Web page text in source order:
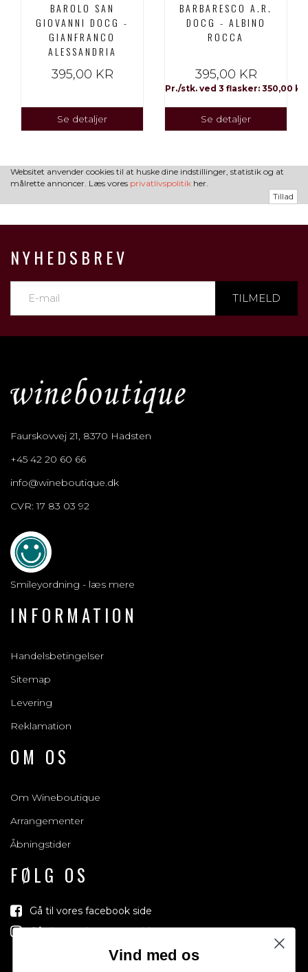
BAROLO SAN
GIOVANNI DOCG -
GIANFRANCO
ALESSANDRIA
395,00 KR
Se detaljer
BARBARESCO A.R.
DOCG - ALBINO
ROCCA
395,00 KR
Pr./stk. ved 3 flasker: 350,00 kr
Se detaljer
Websitet anvender cookies til at huske dine indstillinger, statistik og at
målrette annoncer. Læs vores privatlivspolitik her.
Tillad
NYHEDSBREV
TILMELD
Faurskovvej 21, 8370 Hadsten
+45 42 20 60 66
info@wineboutique.dk
CVR: 17 83 03 92
Smileyordning - læs mere
INFORMATION
Handelsbetingelser
Sitemap
Levering
Reklamation
OM OS
Om Wineboutique
Arrangementer
Åbningstider
FØLG OS
Gå til vores facebook side
Gå til vores Instagram side
Vind med os